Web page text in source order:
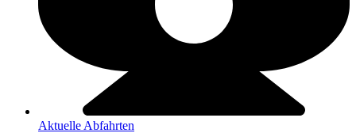
Aktuelle Abfahrten